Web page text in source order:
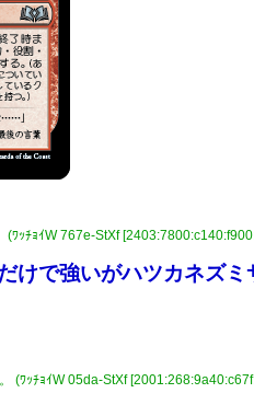
ﾜｯﾁｮｲW 767e-StXf
けで強いがハツカネズ
(ﾜｯﾁｮｲW 05da-StXf